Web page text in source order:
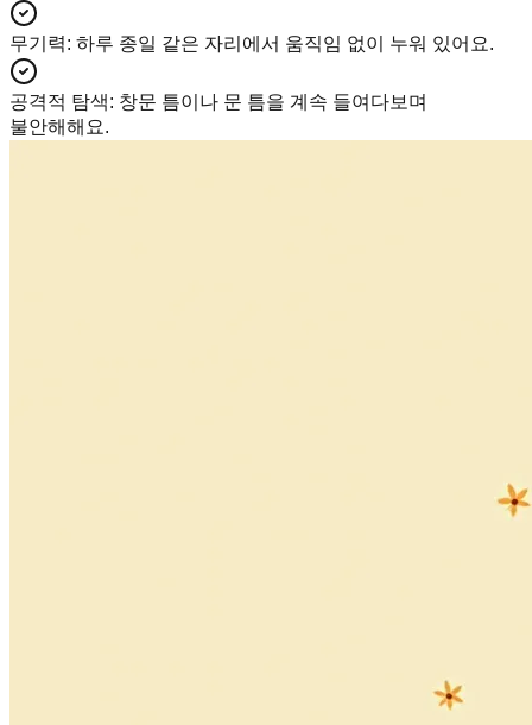
무기력: 하루 종일 같은 자리에서 움직임 없이 누워 있어요.
공격적 탐색: 창문 틈이나 문 틈을 계속 들여다보며
불안해해요.